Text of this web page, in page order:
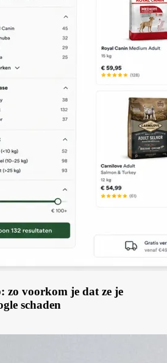
zo voorkom je dat ze je
schaden